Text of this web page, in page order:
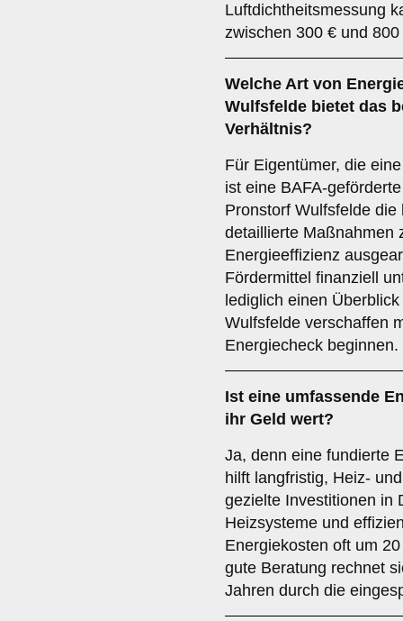
Luftdichtheitsmessung
zwischen 300 € und
Welche Art von
Wulfsfelde bietet das
Verhältnis?
Für Eigentümer, die
ist eine BAFA-
Pronstorf Wulfsfelde
detaillierte Maßnahmen
Energieeffizienz
Fördermittel finanziell
lediglich einen
Wulfsfelde verschaffen
Energiecheck beginnen.
Ist eine umfassende
ihr Geld wert?
Ja, denn eine fundierte
hilft langfristig, Heiz-
gezielte Investitionen in
Heizsysteme und
Energiekosten oft um
gute Beratung rechnet
Jahren durch die